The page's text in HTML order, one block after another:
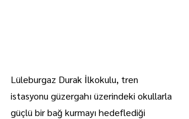
Lüleburgaz Durak İlkokulu, tren
istasyonu güzergahı üzerindeki okullarla
güçlü bir bağ kurmayı hedeflediği